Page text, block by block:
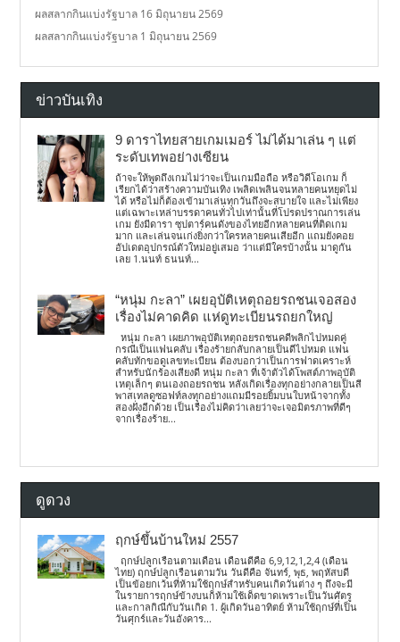
ผลสลากกินแบ่งรัฐบาล 16 มิถุนายน 2569
ผลสลากกินแบ่งรัฐบาล 1 มิถุนายน 2569
ข่าวบันเทิง
9 ดาราไทยสายเกมเมอร์ ไม่ได้มาเล่น ๆ แต่
ระดับเทพอย่างเซียน
ถ้าจะให้พูดถึงเกมไม่ว่าจะเป็นเกมมือถือ หรือวิดีโอเกม ก็
เรียกได้ว่าสร้างความบันเทิง เพลิดเพลินจนหลายคนหยุดไม่
ได้ หรือไม่ก็ต้องเข้ามาเล่นทุกวันถึงจะสบายใจ และไม่เพียง
แต่เฉพาะเหล่าบรรดาคนทั่วไปเท่านั้นที่โปรดปราณการเล่น
เกม ยังมีดารา ซุปตาร์คนดังของไทยอีกหลายคนที่ติดเกม
มาก และเล่นจนเก่งยิ่งกว่าใครหลายคนเสียอีก แถมยังคอย
อัปเดตอุปกรณ์ตัวใหม่อยู่เสมอ ว่าแต่มีใครบ้างนั้น มาดูกัน
เลย 1.นนท์ ธนนท์...
“หนุ่ม กะลา” เผยอุบัติเหตุถอยรถชนเจอสอง
เรื่องไม่คาดคิด แห่ดูทะเบียนรถยกใหญ่
หนุ่ม กะลา เผยภาพอุบัติเหตุถอยรถชนคดีพลิกไปหมดคู่
กรณีเป็นแฟนคลับ เรื่องร้ายกลับกลายเป็นดีไปหมด แฟน
คลับทักขอดูเลขทะเบียน ต้องบอกว่าเป็นการฟาดเคราะห์
สำหรับนักร้องเสียงดี หนุ่ม กะลา ที่เจ้าตัวได้โพสต์ภาพอุบัติ
เหตุเล็กๆ ตนเองถอยรถชน หลังเกิดเรื่องทุกอย่างกลายเป็นสี
พาสเทลดูซอฟท์ลงทุกอย่างแถมมีรอยยิ้มบนใบหน้าจากทั้ง
สองฝั่งอีกด้วย เป็นเรื่องไม่คิดว่าเลยว่าจะเจอมิตรภาพที่ดีๆ
จากเรื่องร้าย...
ดูดวง
ฤกษ์ขึ้นบ้านใหม่ 2557
ฤกษ์ปลูกเรือนตามเดือน เดือนดีคือ 6,9,12,1,2,4 (เดือน
ไทย) ฤกษ์ปลูกเรือนตามวัน วันดีคือ จันทร์, พุธ, พฤหัสบดี
เป็นข้อยกเว้นที่ห้ามใช้ฤกษ์สำหรับคนเกิดวันต่าง ๆ ถึงจะมี
ในรายการฤกษ์ข้างบนก็ห้ามใช้เด็ดขาดเพราะเป็นวันศัตรู
และกาลกิณีกับวันเกิด 1. ผู้เกิดวันอาทิตย์ ห้ามใช้ฤกษ์ที่เป็น
วันศุกร์และวันอังคาร...